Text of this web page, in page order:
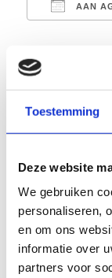
Toestemming
Deze website
We gebruiken
personaliseren,
en om ons
informatie over
partners voor
AAN
Evenement
19:00 –
gastsprekers